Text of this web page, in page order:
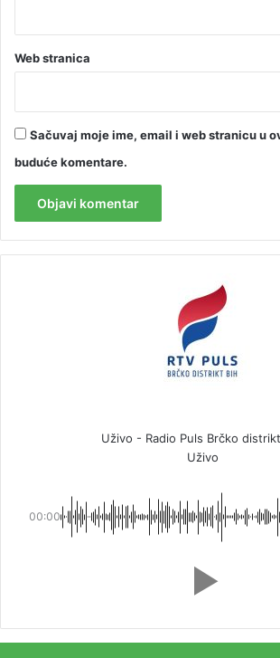
Web stranica
Sačuvaj moje ime, email i web stranicu u
buduće komentare.
Uživo - Radio Puls Brčko
Uživo
00:00